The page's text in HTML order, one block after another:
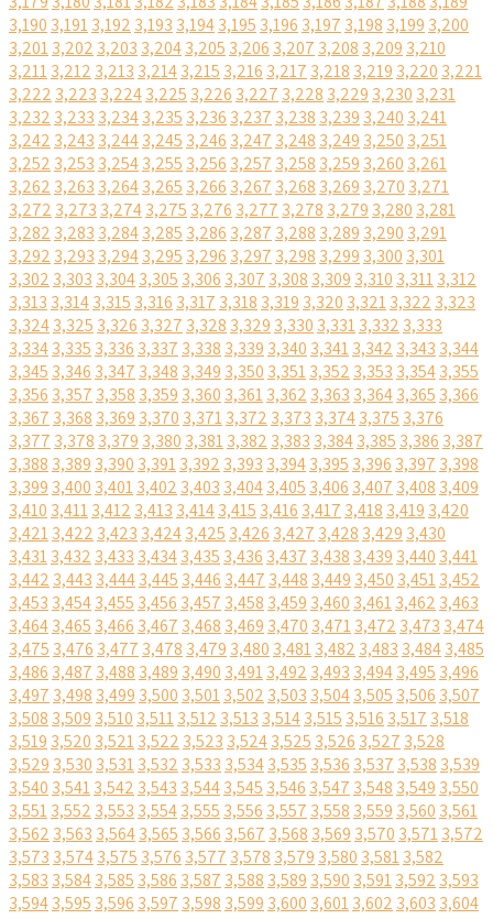
3,190 3,1913,192 3,193 3,1943,195 3,196 3,197 3,198 3,199 3,200
3,2013,202 3,203 3,2043,205 3,206 3,207 3,208 3,209 3,210
3,2113,212 3,213 3,2143,215 3,216 3,217 3,218 3,219 3,220 3,221
3,222 3,223 3,2243,225 3,226 3,227 3,228 3,229 3,230 3,231
3,232 3,233 3,2343,235 3,236 3,237 3,238 3,239 3,240 3,241
3,242 3,243 3,2443,245 3,246 3,247 3,248 3,249 3,250 3,251
3,252 3,253 3,2543,255 3,256 3,257 3,258 3,259 3,260 3,261
3,262 3,263 3,2643,265 3,266 3,267 3,268 3,269 3,270 3,271
3,272 3,273 3,2743,275 3,276 3,277 3,278 3,279 3,280 3,281
3,282 3,283 3,2843,285 3,286 3,287 3,288 3,289 3,290 3,291
3,292 3,293 3,2943,295 3,296 3,297 3,298 3,299 3,300 3,301
3,302 3,303 3,3043,305 3,306 3,307 3,308 3,309 3,310 3,3113,312
3,313 3,3143,315 3,316 3,317 3,318 3,319 3,320 3,3213,322 3,323
3,3243,325 3,326 3,327 3,328 3,329 3,330 3,3313,332 3,333
3,3343,335 3,336 3,337 3,338 3,339 3,340 3,3413,342 3,343 3,344
3,345 3,346 3,347 3,348 3,349 3,350 3,3513,352 3,353 3,3543,355
3,356 3,357 3,358 3,359 3,360 3,3613,362 3,363 3,3643,365 3,366
3,367 3,368 3,369 3,370 3,3713,372 3,373 3,3743,375 3,376
3,377 3,378 3,379 3,380 3,3813,382 3,383 3,3843,385 3,386 3,387
3,388 3,389 3,390 3,3913,392 3,393 3,3943,395 3,396 3,397 3,398
3,399 3,400 3,4013,402 3,403 3,4043,405 3,406 3,407 3,408 3,409
3,410 3,4113,412 3,413 3,4143,415 3,416 3,417 3,418 3,419 3,420
3,4213,422 3,423 3,4243,425 3,426 3,427 3,428 3,429 3,430
3,4313,432 3,433 3,4343,435 3,436 3,437 3,438 3,439 3,440 3,441
3,442 3,443 3,4443,445 3,446 3,447 3,448 3,449 3,450 3,4513,452
3,453 3,4543,455 3,456 3,457 3,458 3,459 3,460 3,4613,462 3,463
3,4643,465 3,466 3,467 3,468 3,469 3,470 3,4713,472 3,473 3,474
3,475 3,476 3,477 3,478 3,479 3,480 3,4813,482 3,483 3,4843,485
3,486 3,487 3,488 3,489 3,490 3,4913,492 3,493 3,4943,495 3,496
3,497 3,498 3,499 3,500 3,5013,502 3,503 3,5043,505 3,506 3,507
3,508 3,509 3,510 3,5113,512 3,513 3,5143,515 3,516 3,517 3,518
3,519 3,520 3,5213,522 3,523 3,5243,525 3,526 3,527 3,528
3,529 3,530 3,5313,532 3,533 3,5343,535 3,536 3,537 3,538 3,539
3,540 3,5413,542 3,543 3,5443,545 3,546 3,547 3,548 3,549 3,550
3,5513,552 3,553 3,5543,555 3,556 3,557 3,558 3,559 3,560 3,561
3,562 3,563 3,5643,565 3,566 3,567 3,568 3,569 3,570 3,5713,572
3,573 3,5743,575 3,576 3,577 3,578 3,579 3,580 3,5813,582
3,583 3,5843,585 3,586 3,587 3,588 3,589 3,590 3,5913,592 3,593
3,5943,595 3,596 3,597 3,598 3,599 3,600 3,6013,602 3,603 3,604